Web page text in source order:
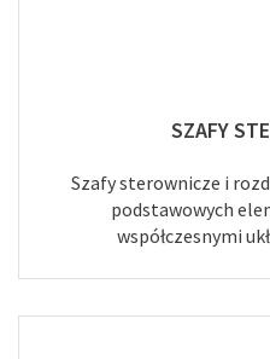
SZAFY
Szafy sterownicze i
podstawowych
współczesnymi